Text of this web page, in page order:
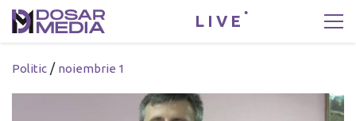
LIVE
Politic / noiembrie 1